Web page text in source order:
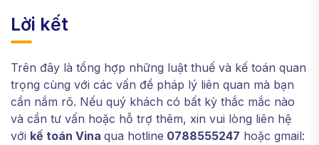
Lời kết
Trên đây là tổng hợp những luật thuế và kế toán quan
trọng cùng với các vấn đề pháp lý liên quan mà bạn
cần nắm rõ. Nếu quý khách có bất kỳ thắc mắc nào
và cần tư vấn hoặc hỗ trợ thêm, xin vui lòng liên hệ
với kế toán Vina qua hotline 0788555247 hoặc gmail: